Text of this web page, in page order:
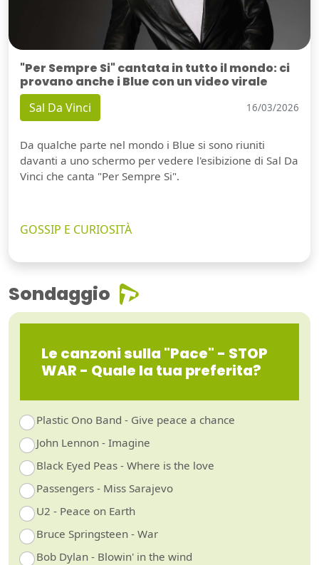
"Per Sempre Si" cantata in tutto il mondo: ci
provano anche i Blue con un video virale
Sal Da Vinci 16/03/2026
Da qualche parte nel mondo i Blue si sono riuniti
davanti a uno schermo per vedere l'esibizione di Sal Da
Vinci che canta "Per Sempre Si".
GOSSIP E CURIOSITÀ
Sondaggio
Le canzoni sulla "Pace" - STOP
WAR - Quale la tua preferita?
Plastic Ono Band - Give peace a chance
John Lennon - Imagine
Black Eyed Peas - Where is the love
Passengers - Miss Sarajevo
U2 - Peace on Earth
Bruce Springsteen - War
Bob Dylan - Blowin' in the wind